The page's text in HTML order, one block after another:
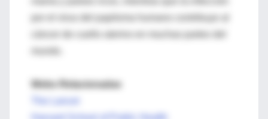
por el virus del papiloma humano contribuye al
Webs Relacionadas